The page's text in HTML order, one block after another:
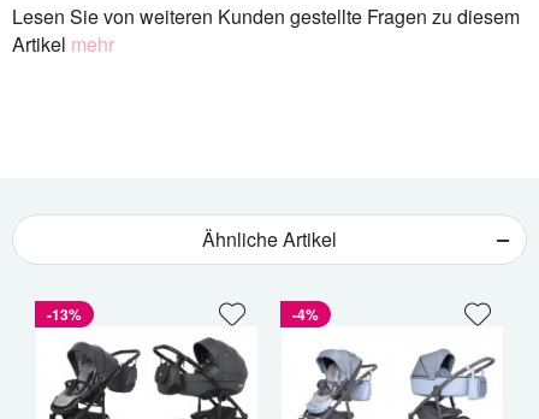
Lesen Sie von weiteren Kunden gestellte Fragen zu diesem
Artikel mehr
Ähnliche Artikel
-13% -4%